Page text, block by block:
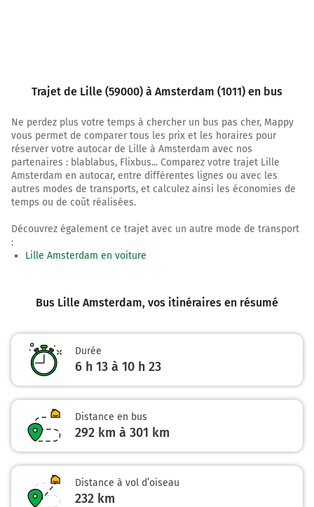
Trajet de Lille (59000) à Amsterdam (1011) en bus
Ne perdez plus votre temps à chercher un bus pas cher, Mappy
vous permet de comparer tous les prix et les horaires pour
réserver votre autocar de Lille à Amsterdam avec nos
partenaires : blablabus, Flixbus... Comparez votre trajet Lille
Amsterdam en autocar, entre différentes lignes ou avec les
autres modes de transports, et calculez ainsi les économies de
temps ou de coût réalisées.
Découvrez également ce trajet avec un autre mode de transport
:
Lille Amsterdam en voiture
Bus Lille Amsterdam, vos itinéraires en résumé
Durée
6 h 13 à 10 h 23
Distance en bus
292 km à 301 km
Distance à vol d’oiseau
232 km